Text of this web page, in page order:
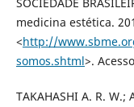
SOCIEDADE
medicina estética.
<http://
somos.shtml>.
TAKAHASHI A. R.